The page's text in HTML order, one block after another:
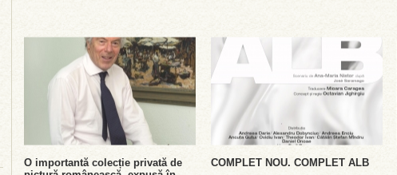
O importantă colecție privată de
COMPLET NOU. COMPLET ALB